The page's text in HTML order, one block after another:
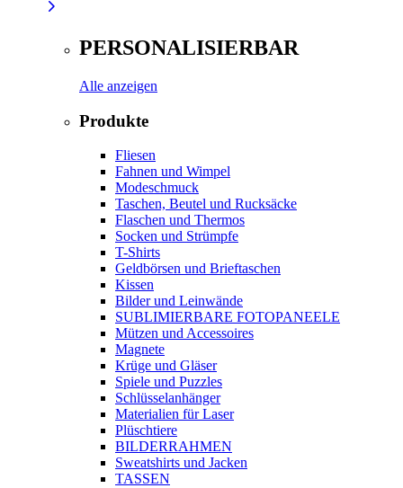
PERSONALISIERBAR
Alle anzeigen
Produkte
Fliesen
Fahnen und Wimpel
Modeschmuck
Taschen, Beutel und Rucksäcke
Flaschen und Thermos
Socken und Strümpfe
T-Shirts
Geldbörsen und Brieftaschen
Kissen
Bilder und Leinwände
SUBLIMIERBARE FOTOPANEELE
Mützen und Accessoires
Magnete
Krüge und Gläser
Spiele und Puzzles
Schlüsselanhänger
Materialien für Laser
Plüschtiere
BILDERRAHMEN
Sweatshirts und Jacken
TASSEN